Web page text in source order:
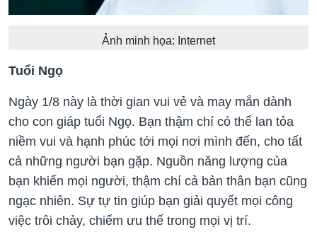
Ảnh minh họa: Internet
Tuổi Ngọ
Ngày 1/8 này là thời gian vui vẻ và may mắn dành
cho con giáp tuổi Ngọ. Bạn thậm chí có thể lan tỏa
niềm vui và hạnh phúc tới mọi nơi mình đến, cho tất
cả những người bạn gặp. Nguồn năng lượng của
bạn khiến mọi người, thậm chí cả bản thân bạn cũng
ngạc nhiên. Sự tự tin giúp bạn giải quyết mọi công
việc trôi chảy, chiếm ưu thế trong mọi vị trí.